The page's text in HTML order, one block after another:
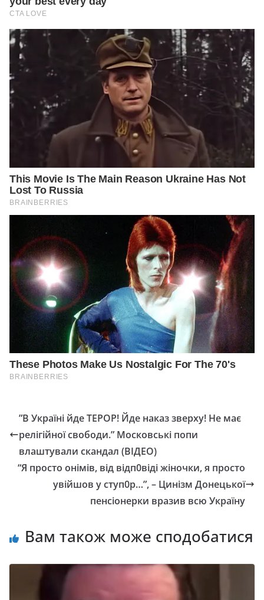
”В Україні йде ТЕРОР! Йде наказ зверху! Не має
релігійної свободи.” Московські попи
влаштували скандал (ВІДЕО)
“Я просто онімів, від відп0віді жіночки, я просто
увійшов у ступ0р…”, – Цинізм Донецької
пенсіонерки вразив всю Україну
Вам також може сподобатися